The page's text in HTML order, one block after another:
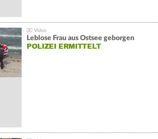
Leblose Frau aus Ostsee geborgen
POLIZEI ERMITTELT